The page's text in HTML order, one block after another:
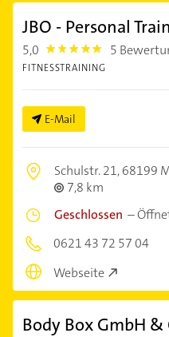
JBO - Personal
5,0 5.0 5
FITNESSTRAINING
E-Mail
Schulstr. 21,68199
7,8 km
Geschlossen –
0621 43 72 57 04
Webseite
Body Box GmbH &